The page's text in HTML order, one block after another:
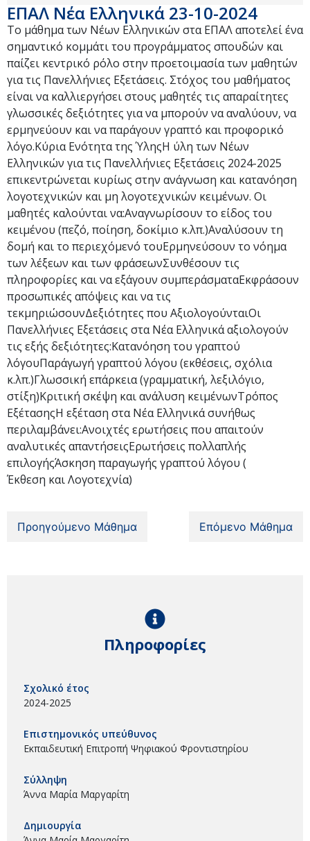
ΕΠΑΛ Νέα Ελληνικά 23-10-2024
Το μάθημα των Νέων Ελληνικών στα ΕΠΑΛ αποτελεί ένα
σημαντικό κομμάτι του προγράμματος σπουδών και
παίζει κεντρικό ρόλο στην προετοιμασία των μαθητών
για τις Πανελλήνιες Εξετάσεις. Στόχος του μαθήματος
είναι να καλλιεργήσει στους μαθητές τις απαραίτητες
γλωσσικές δεξιότητες για να μπορούν να αναλύουν, να
ερμηνεύουν και να παράγουν γραπτό και προφορικό
λόγο.Κύρια Ενότητα της ΎληςΗ ύλη των Νέων
Ελληνικών για τις Πανελλήνιες Εξετάσεις 2024-2025
επικεντρώνεται κυρίως στην ανάγνωση και κατανόηση
λογοτεχνικών και μη λογοτεχνικών κειμένων. Οι
μαθητές καλούνται να:Αναγνωρίσουν το είδος του
κειμένου (πεζό, ποίηση, δοκίμιο κ.λπ.)Αναλύσουν τη
δομή και το περιεχόμενό τουΕρμηνεύσουν το νόημα
των λέξεων και των φράσεωνΣυνθέσουν τις
πληροφορίες και να εξάγουν συμπεράσματαΕκφράσουν
προσωπικές απόψεις και να τις
τεκμηριώσουνΔεξιότητες που ΑξιολογούνταιΟι
Πανελλήνιες Εξετάσεις στα Νέα Ελληνικά αξιολογούν
τις εξής δεξιότητες:Κατανόηση του γραπτού
λόγουΠαράγωγή γραπτού λόγου (εκθέσεις, σχόλια
κ.λπ.)Γλωσσική επάρκεια (γραμματική, λεξιλόγιο,
στίξη)Κριτική σκέψη και ανάλυση κειμένωνΤρόπος
ΕξέτασηςΗ εξέταση στα Νέα Ελληνικά συνήθως
περιλαμβάνει:Ανοιχτές ερωτήσεις που απαιτούν
αναλυτικές απαντήσειςΕρωτήσεις πολλαπλής
επιλογήςΆσκηση παραγωγής γραπτού λόγου (
Έκθεση και Λογοτεχνία)
Προηγούμενο Μάθημα Επόμενο Μάθημα
Πληροφορίες
Σχολικό έτος
2024-2025
Επιστημονικός υπεύθυνος
Εκπαιδευτική Επιτροπή Ψηφιακού Φροντιστηρίου
Σύλληψη
Άννα Μαρία Μαργαρίτη
Δημιουργία